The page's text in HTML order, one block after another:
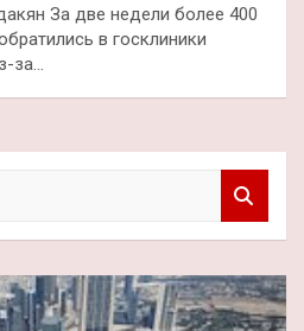
За две недели более 400
в госклиники
за…